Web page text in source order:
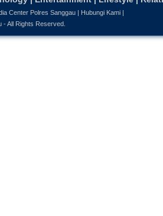
Center Polres Sanggau Hubungi Kami
- All Rights Reserved.